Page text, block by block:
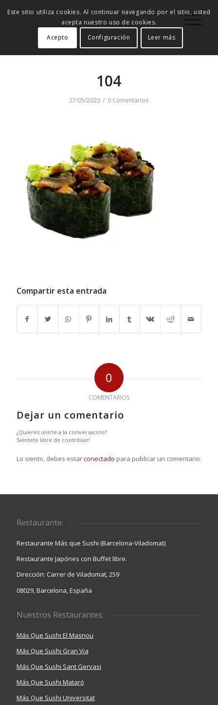
104
27/05/2020 / 0 Comentarios
Compartir esta entrada
0
COMENTARIOS
Dejar un comentario
¿Quieres unirte a la conversación?
Siéntete libre de contribuir!
Lo siento, debes estarconectado para publicar un comentario.
Restaurante:
Restaurante Más que Sushi (Barcelona-Viladomat)
Restaurante Japónes con Buffet libre.
Dirección: Carrer de Viladomat, 259
08029, Barcelona, España
Nuestros Restaurantes:
Más Que Sushi El Masnou
Más Que Sushi Gran Via
Más Que Sushi Sant Gervasi
Más Que Sushi Mataró
Más Que Sushi Universitat
Este sitio utiliza cookies. Al continuar navegando por el sitio, usted
acepta nuestro uso de cookies.
Acepto
Configuración Leer más